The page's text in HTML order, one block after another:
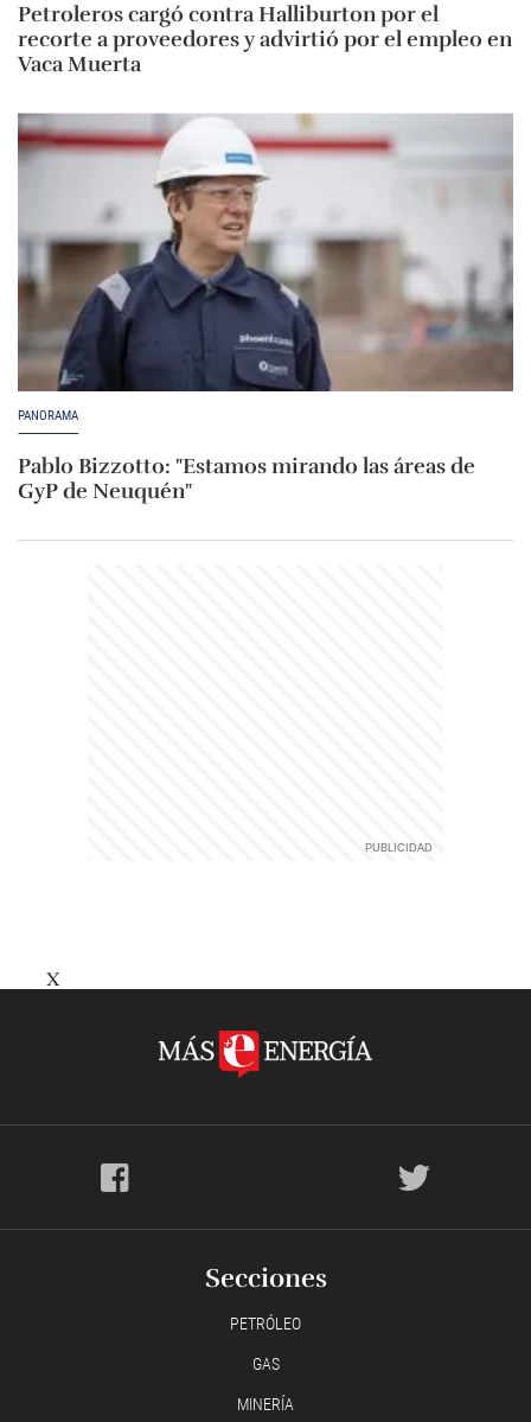
Petroleros cargó contra Halliburton por el
recorte a proveedores y advirtió por el empleo en
Vaca Muerta
PANORAMA
Pablo Bizzotto: "Estamos mirando las áreas de
GyP de Neuquén"
X
Secciones
PETRÓLEO
GAS
MINERÍA